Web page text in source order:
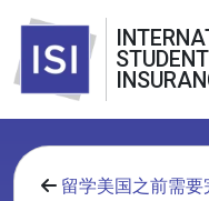
STUDENT
留学美国之前需要